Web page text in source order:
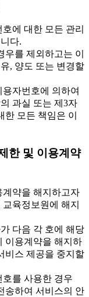
에 대한 모든 관리
다.
를 제외하고는 이
, 양도 또는 변경할
자번호에 의하여
과실 또는 제3자
모든 책임은 이
한 및 이용계약
약을 해지하고자
육정보원에 해지
다음 각 호에 해당
이용계약을 해지하
비스 제공을 중지할
호를 사용한 경우
송하여 서비스의 안